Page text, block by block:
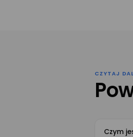
CZYTAJ
Czym